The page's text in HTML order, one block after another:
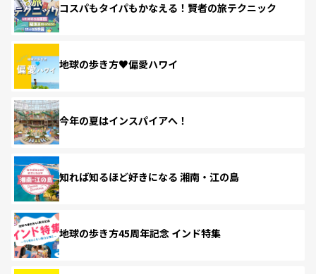
コスパもタイパもかなえる！賢者の旅テクニック
地球の歩き方♥偏愛ハワイ
今年の夏はインスパイアへ！
知れば知るほど好きになる 湘南・江の島
地球の歩き方45周年記念 インド特集